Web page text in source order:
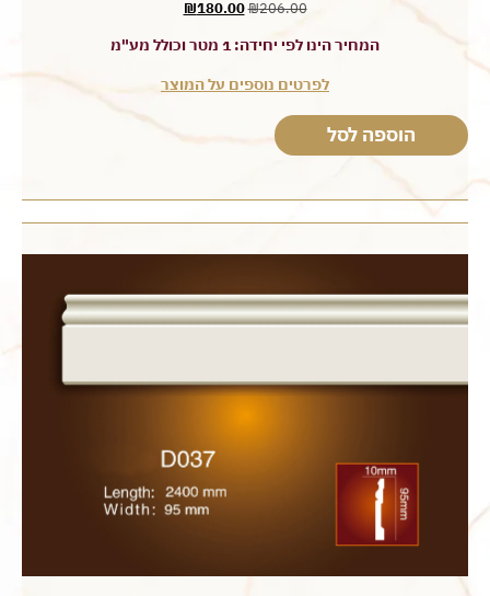
₪206.00
₪180.00
המחיר הינו לפי יחידה: 1 מטר וכולל מע"מ
לפרטים נוספים על המוצר
הוספה לסל